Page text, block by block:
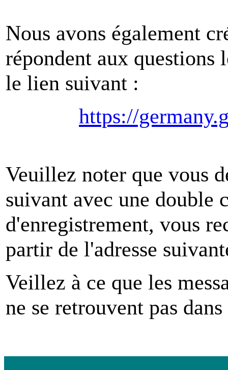
Nous avons également
répondent aux questions
le lien suivant :
https://
Veuillez noter que vous
suivant avec une double
d'enregistrement, vous
partir de l'adresse
Veillez à ce que les
ne se retrouvent pas